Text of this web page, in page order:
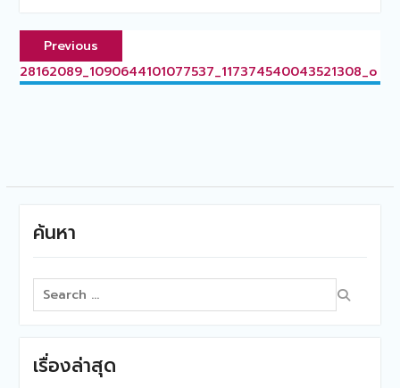
แนะแนว
เรื่องPrevious
28162089_1090644101077537_117374540043521308_o
ค้นหา
Search
for:
เรื่องล่าสุด